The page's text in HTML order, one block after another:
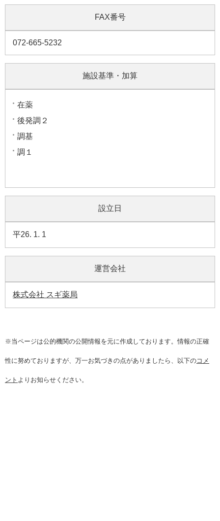
FAX番号
072-665-5232
施設基準・加算
在薬
後発調２
調基
調１
設立日
平26. 1. 1
運営会社
株式会社 スギ薬局
※当ページは公的機関の公開情報を元に作成しております。情報の正確
性に努めておりますが、万一お気づきの点がありましたら、以下のコメ
ント よりお知らせください。